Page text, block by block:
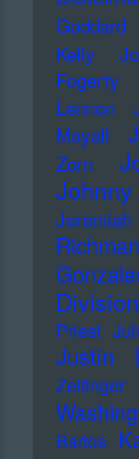
Goddard
Kelly
Fogerty
Lennon
Mayall
Zorn
Jeremiah
Richman
Division
Priest Juli
Justin
Zeltinger
Bartos